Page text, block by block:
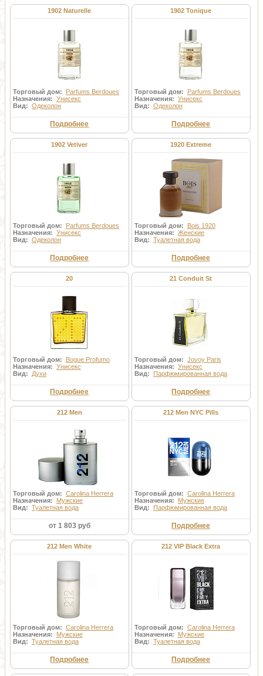
1902 Naturelle
Торговый дом: Parfums Berdoues
Назначения: Унисекс
Вид: Одеколон
Подробнее
1902 Tonique
Торговый дом: Parfums Berdoues
Назначения: Унисекс
Вид: Одеколон
Подробнее
1902 Vetiver
Торговый дом: Parfums Berdoues
Назначения: Унисекс
Вид: Одеколон
Подробнее
1920 Extreme
Торговый дом: Bois 1920
Назначения: Женские
Вид: Туалетная вода
Подробнее
20
Торговый дом: Bogue Profumo
Назначения: Унисекс
Вид: Духи
Подробнее
21 Conduit St
Торговый дом: Jovoy Paris
Назначения: Унисекс
Вид: Парфюмированная вода
Подробнее
212 Men
Торговый дом: Carolina Herrera
Назначения: Мужские
Вид: Туалетная вода
от 1 803 руб
212 Men NYC Pills
Торговый дом: Carolina Herrera
Назначения: Мужские
Вид: Парфюмированная вода
Подробнее
212 Men White
Торговый дом: Carolina Herrera
Назначения: Мужские
Вид: Туалетная вода
Подробнее
212 VIP Black Extra
Торговый дом: Carolina Herrera
Назначения: Мужские
Вид: Туалетная вода
Подробнее